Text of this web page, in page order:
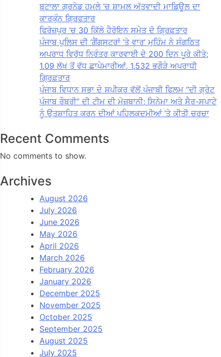
ਬਟਾਲਾ ਗ੍ਰਨੇਡ ਹਮਲੇ ’ਚ ਸ਼ਾਮਲ ਅੱਤਵਾਦੀ ਮਾਡਿਊਲ ਦਾ
ਕਾਰਕੁੰਨ ਗ੍ਰਿਫਤਾਰ
ਫਿਰੋਜ਼ਪੁਰ ‘ਚ 30 ਕਿੱਲੋ ਹੈਰੋਇਨ ਸਮੇਤ ਦੋ ਗ੍ਰਿਫ਼ਤਾਰ
ਪੰਜਾਬ ਪੁਲਿਸ ਦੀ ‘ਗੈਂਗਸਟਰਾਂ ’ਤੇ ਵਾਰ’ ਮੁਹਿੰਮ ਨੇ ਸੰਗਠਿਤ
ਅਪਰਾਧ ਵਿਰੁੱਧ ਨਿਰੰਤਰ ਕਾਰਵਾਈ ਦੇ 200 ਦਿਨ ਪੂਰੇ ਕੀਤੇ;
1.09 ਲੱਖ ਤੋਂ ਵੱਧ ਛਾਪੇਮਾਰੀਆਂ, 1,532 ਭਗੌੜੇ ਅਪਰਾਧੀ
ਗ੍ਰਿਫ਼ਤਾਰ
ਪੰਜਾਬ ਵਿਧਾਨ ਸਭਾ ਦੇ ਸਪੀਕਰ ਵੱਲੋਂ ਪੰਜਾਬੀ ਫਿਲਮ “ਦੀ ਗ੍ਰੇਟ
ਪੰਜਾਬ ਰੌਬਰੀ” ਦੀ ਟੀਮ ਦੀ ਮੇਜ਼ਬਾਨੀ; ਸਿਨੇਮਾ ਅਤੇ ਸੈਰ-ਸਪਾਟੇ
ਨੂੰ ਉਤਸ਼ਾਹਿਤ ਕਰਨ ਦੀਆਂ ਪਹਿਲਕਦਮੀਆਂ ‘ਤੇ ਕੀਤੀ ਚਰਚਾ
Recent Comments
No comments to show.
Archives
August 2026
July 2026
June 2026
May 2026
April 2026
March 2026
February 2026
January 2026
December 2025
November 2025
October 2025
September 2025
August 2025
July 2025